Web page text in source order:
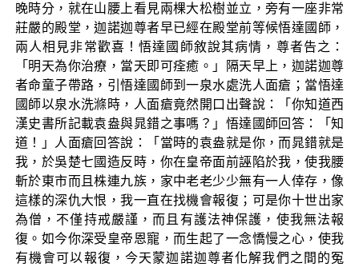
晚時分，就在山腰上看見兩棵大松樹並立，旁有一座非常
莊嚴的殿堂，迦諾迦尊者早已經在殿堂前等候悟達國師，
兩人相見非常歡喜！悟達國師敘說其病情，尊者告之：
「明天為你治療，當天即可痊癒。」隔天早上，迦諾迦尊
者命童子帶路，引悟達國師到一泉水處洗人面瘡；當悟達
國師以泉水洗滌時，人面瘡竟然開口出聲說：「你知道西
漢史書所記載袁盎與晁錯之事嗎？」悟達國師回答：「知
道！」人面瘡回答說：「當時的袁盎就是你，而晁錯就是
我，於吳楚七國造反時，你在皇帝面前誣陷於我，使我腰
斬於東市而且株連九族，家中老老少少無有一人倖存，像
這樣的深仇大恨，我一直在找機會報復；可是你十世出家
為僧，不僅持戒嚴謹，而且有護法神保護，使我無法報
復。如今你深受皇帝恩寵，而生起了一念憍慢之心，使我
有機會可以報復，今天蒙迦諾迦尊者化解我們之間的冤